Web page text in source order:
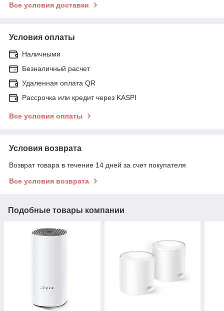
Все условия доставки
Условия оплаты
Наличными
Безналичный расчет
Удаленная оплата QR
Рассрочка или кредит через KASPI
Все условия оплаты
Условия возврата
Возврат товара в течение 14 дней за счет покупателя
Все условия возврата
Подобные товары компании